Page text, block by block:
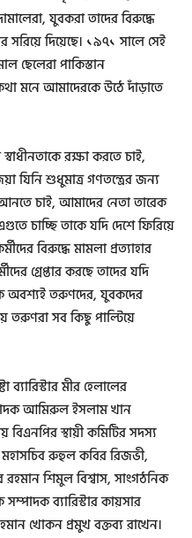
যুবকরা তাদের বিরুদ্ধে
সরিয়ে দিয়েছে। ১৯৭১ সালে সেই
ছেলেরা পাকিস্তান
মনে আমাদেরকে উঠে দাঁড়াতে
রক্ষা করতে চাই,
যিনি শুধুমাত্র গণতন্ত্রের জন্য
চাই, আমাদের নেতা তারেক
চাচ্ছি তাকে যদি দেশে ফিরিয়ে
বিরুদ্ধে মামলা প্রত্যাহার
গ্রেপ্তার করছে তাদের যদি
অবশ্যই তরুণদের, যুবকদের
তরুণরা সব কিছু পাল্টিয়ে
ব্যারিস্টার মীর হেলালের
আমিরুল ইসলাম খান
স্থায়ী কমিটির সদস্য
রুহুল কবির রিজভী,
রহমান শিমুল বিশ্বাস, সাংগঠনিক
ব্যারিস্টার কায়সার
খোকন প্রমুখ বক্তব্য রাখেন।